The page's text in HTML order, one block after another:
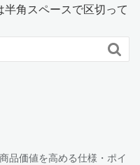
半角スペースで区切って

品価値を高める仕様・ポイ